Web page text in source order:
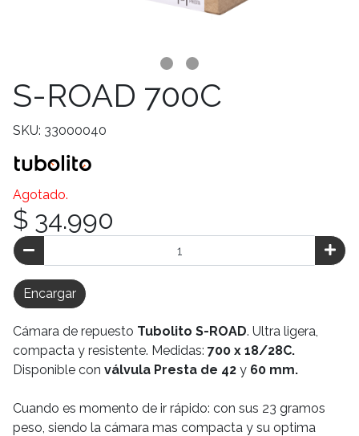
S-ROAD 700C
SKU: 33000040
Agotado.
$ 34.990
Encargar
Cámara de repuesto Tubolito S-ROAD. Ultra ligera,
compacta y resistente. Medidas: 700 x 18/28C.
Disponible con válvula Presta de 42 y 60 mm.
Cuando es momento de ir rápido: con sus 23 gramos
peso, siendo la cámara mas compacta y su optima